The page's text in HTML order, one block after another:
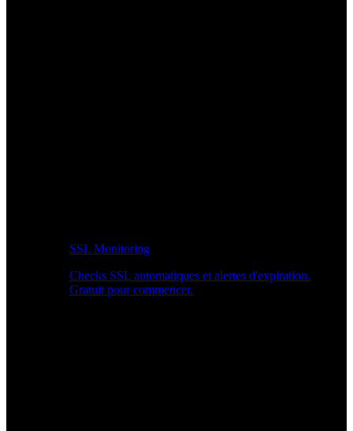
SSL Monitoring
Checks SSL automatiques et alertes d'expiration.
Gratuit pour commencer.